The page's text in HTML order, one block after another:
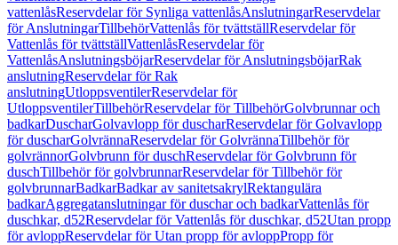
vattenlåsReservdelar för Synliga vattenlåsAnslutningarReservdelar
för AnslutningarTillbehörVattenlås för tvättställReservdelar för
Vattenlås för tvättställVattenlåsReservdelar för
VattenlåsAnslutningsböjarReservdelar för AnslutningsböjarRak
anslutningReservdelar för Rak
anslutningUtloppsventilerReservdelar för
UtloppsventilerTillbehörReservdelar för TillbehörGolvbrunnar och
badkarDuscharGolvavlopp för duscharReservdelar för Golvavlopp
för duscharGolvrännaReservdelar för GolvrännaTillbehör för
golvrännorGolvbrunn för duschReservdelar för Golvbrunn för
duschTillbehör för golvbrunnarReservdelar för Tillbehör för
golvbrunnarBadkarBadkar av sanitetsakrylRektangulära
badkarAggregatanslutningar för duschar och badkarVattenlås för
duschkar, d52Reservdelar för Vattenlås för duschkar, d52Utan propp
för avloppReservdelar för Utan propp för avloppPropp för